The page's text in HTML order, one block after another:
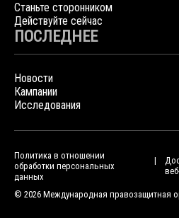
Станьте сторонником
Действуйте сейчас
ПОСЛЕДНЕЕ
Новости
Кампании
Исследования
Политика в отношении
обработки персональных
данных
© 2026 Международная правозащитная